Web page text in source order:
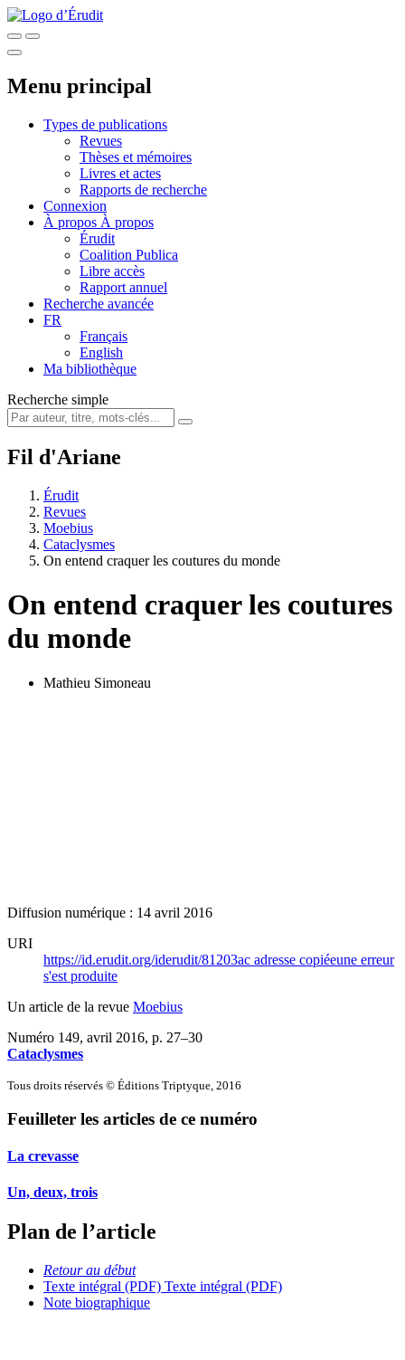
Menu principal
Types de publications
Revues
Thèses et mémoires
Livres et actes
Rapports de recherche
Connexion
À propos À propos
Érudit
Coalition Publica
Libre accès
Rapport annuel
Recherche avancée
FR
Français
English
Ma bibliothèque
Recherche simple
Fil d'Ariane
Érudit
Revues
Moebius
Cataclysmes
On entend craquer les coutures du monde
On entend craquer les coutures
du monde
Mathieu Simoneau
Diffusion numérique : 14 avril 2016
URI
https://id.erudit.org/iderudit/81203ac adresse copiéeune erreur
s'est produite
Un article de la revue Moebius
Numéro 149, avril 2016, p. 27–30
Cataclysmes
Tous droits réservés © Éditions Triptyque, 2016
Feuilleter les articles de ce numéro
La crevasse
Un, deux, trois
Plan de l’article
Retour au début
Texte intégral (PDF) Texte intégral (PDF)
Note biographique